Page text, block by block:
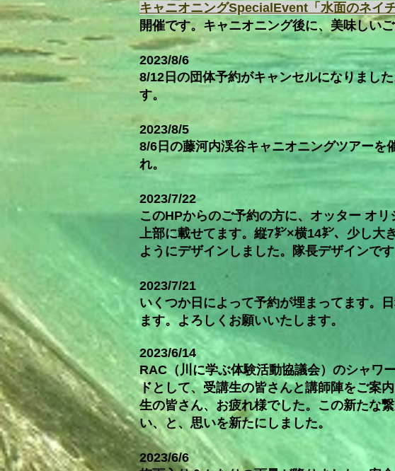
キャニオニングSpecialEvent「水面のネイ
開催です。キャニオニング後に、美味しい
2023/8/6
8/12日の団体予約がキャンセルになりまし
す。
2023/8/5
8/6日の藤河内渓谷キャニオニングツアーを
れ。
2023/7/22
このHPからのご予約の方に、オッター オ
上部に載せてます。縦7㌢×横14㌢、少し大
ようにデザインしました。隊長デザインで
2023/7/21
いくつか日によって予約が埋まってます。
ます。よろしくお願いいたします。
2023/6/14
RAC（川に学ぶ体験活動協議会）のシャワ
ドとして、受講生の皆さんと講師陣をご案
生の皆さん、お疲れ様でした。この新たな
い、と、思いを新たにしました。
2023/6/6